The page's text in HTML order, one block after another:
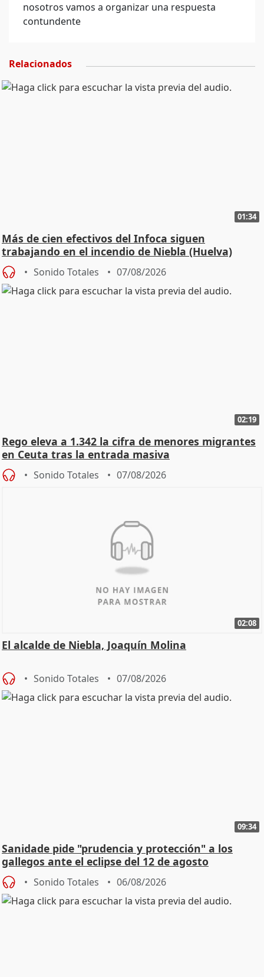
nosotros vamos a organizar una respuesta
contundente
Relacionados
01:34
Más de cien efectivos del Infoca siguen
trabajando en el incendio de Niebla (Huelva)
Sonido Totales 07/08/2026
02:19
Rego eleva a 1.342 la cifra de menores migrantes
en Ceuta tras la entrada masiva
Sonido Totales 07/08/2026
02:08
El alcalde de Niebla, Joaquín Molina
Sonido Totales 07/08/2026
09:34
Sanidade pide "prudencia y protección" a los
gallegos ante el eclipse del 12 de agosto
Sonido Totales 06/08/2026